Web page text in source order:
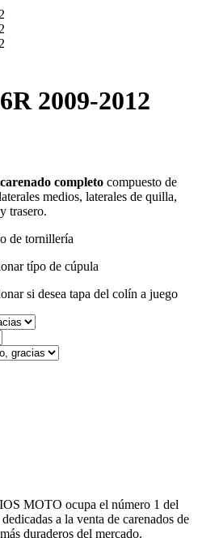
2009-2012
carenado completo compuesto de
medios, laterales de quilla,
trasero.
de tornillería
típo de cúpula
si desea tapa del colín a juego
MOTO ocupa el número 1 del
a la venta de carenados de
duraderos del mercado.